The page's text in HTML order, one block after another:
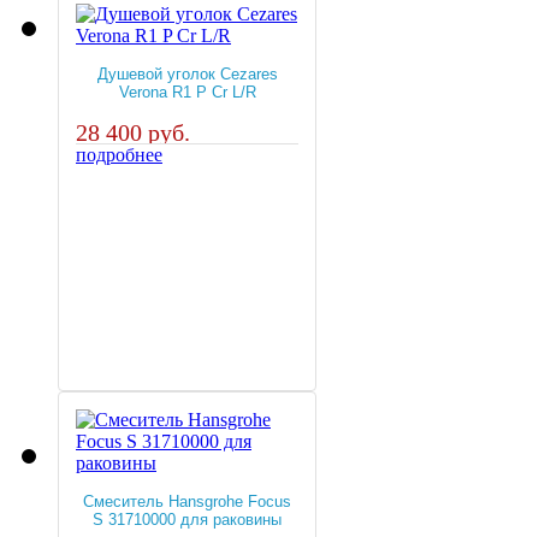
Душевой уголок Cezares
Verona R1 P Cr L/R
28 400 руб.
подробнее
Смеситель Hansgrohe Focus
S 31710000 для раковины